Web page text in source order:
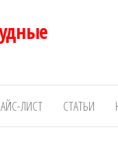
ЛИСТ СТАТЬИ